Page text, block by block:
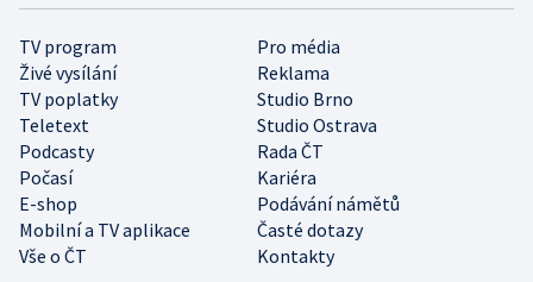
TV program
Pro média
Živé vysílání
Reklama
TV poplatky
Studio Brno
Teletext
Studio Ostrava
Podcasty
Rada ČT
Počasí
Kariéra
E-shop
Podávání námětů
Mobilní a TV aplikace
Časté dotazy
Vše o ČT
Kontakty